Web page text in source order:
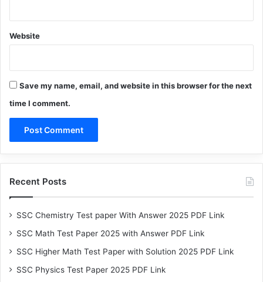
Website
Save my name, email, and website in this browser for the next
time I comment.
Recent Posts
SSC Chemistry Test paper With Answer 2025 PDF Link
SSC Math Test Paper 2025 with Answer PDF Link
SSC Higher Math Test Paper with Solution 2025 PDF Link
SSC Physics Test Paper 2025 PDF Link